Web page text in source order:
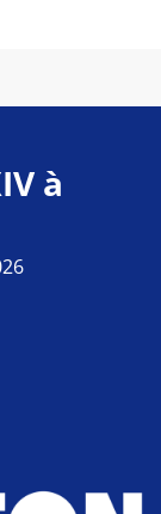
à